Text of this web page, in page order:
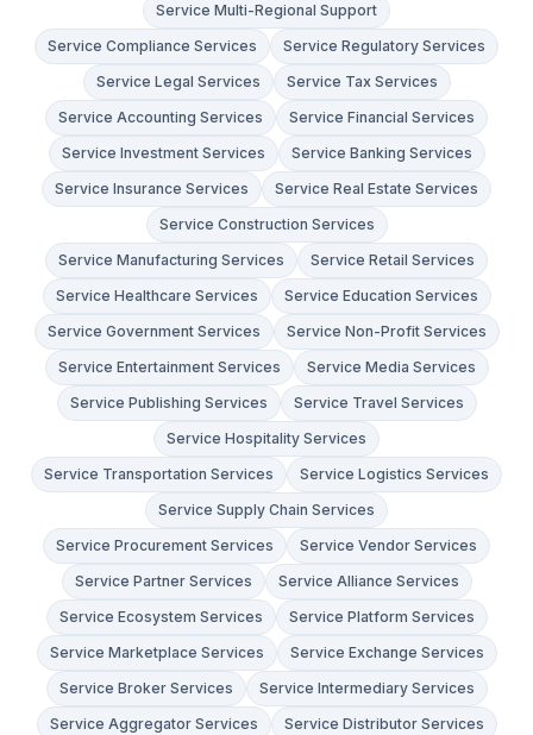
Service Multi-Regional Support
Service Compliance Services
Service Regulatory Services
Service Legal Services
Service Tax Services
Service Accounting Services
Service Financial Services
Service Investment Services
Service Banking Services
Service Insurance Services
Service Real Estate Services
Service Construction Services
Service Manufacturing Services
Service Retail Services
Service Healthcare Services
Service Education Services
Service Government Services
Service Non-Profit Services
Service Entertainment Services
Service Media Services
Service Publishing Services
Service Travel Services
Service Hospitality Services
Service Transportation Services
Service Logistics Services
Service Supply Chain Services
Service Procurement Services
Service Vendor Services
Service Partner Services
Service Alliance Services
Service Ecosystem Services
Service Platform Services
Service Marketplace Services
Service Exchange Services
Service Broker Services
Service Intermediary Services
Service Aggregator Services
Service Distributor Services